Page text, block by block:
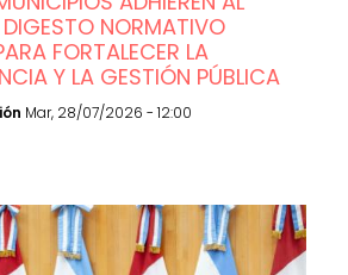
NORMATIVO
FORTALECER LA
Y LA GESTIÓN PÚBLICA
Mar, 28/07/2026 - 12:00